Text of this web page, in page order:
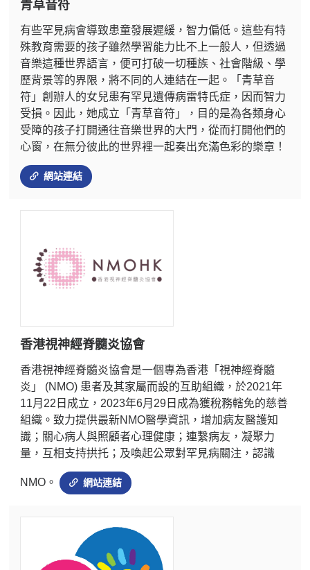
青草音符
有些罕見病會導致患童發展遲緩，智力偏低。這些有特
殊教育需要的孩子雖然學習能力比不上一般人，但透過
音樂這種世界語言，便可打破一切種族、社會階級、學
歷背景等的界限，將不同的人連結在一起。「青草音
符」創辦人的女兒患有罕見遺傳病雷特氏症，因而智力
受損。因此，她成立「青草音符」，目的是為各類身心
受障的孩子打開通往音樂世界的大門，從而打開他們的
心窗，在無分彼此的世界裡一起奏出充滿色彩的樂章！
網站連結
香港視神經脊髓炎協會
香港視神經脊髓炎協會是一個專為香港「視神經脊髓
炎」 (NMO) 患者及其家屬而設的互助組織，於2021年
11月22日成立，2023年6月29日成為獲稅務轄免的慈善
組織。致力提供最新NMO醫學資訊，增加病友醫護知
識；關心病人與照顧者心理健康；連繫病友，凝聚力
量，互相支持拱托；及喚起公眾對罕見病關注，認識
NMO。 網站連結